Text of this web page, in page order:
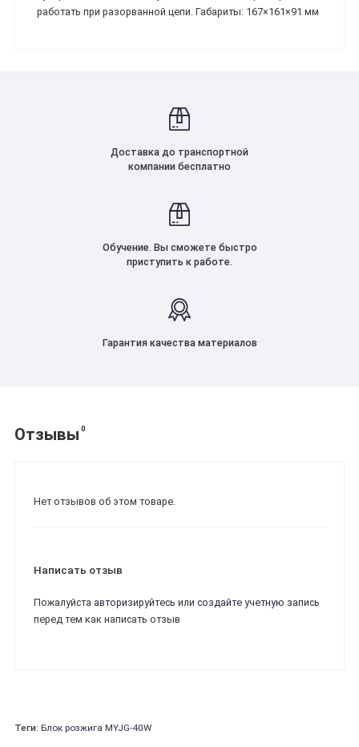
работать при разорванной цепи. Габариты: 167×161×91 мм
Доставка до транспортной
компании бесплатно
Обучение. Вы сможете быстро
приступить к работе.
Гарантия качества материалов
Отзывы 0
Нет отзывов об этом товаре.
Написать отзыв
Пожалуйста авторизируйтесь или создайте учетную запись
перед тем как написать отзыв
Теги: Блок розжига MYJG-40W